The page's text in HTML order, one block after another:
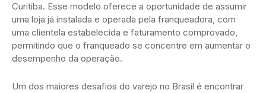
Curitiba. Esse modelo oferece a oportunidade de assumir
uma loja já instalada e operada pela franqueadora, com
uma clientela estabelecida e faturamento comprovado,
permitindo que o franqueado se concentre em aumentar o
desempenho da operação.
Um dos maiores desafios do varejo no Brasil é encontrar